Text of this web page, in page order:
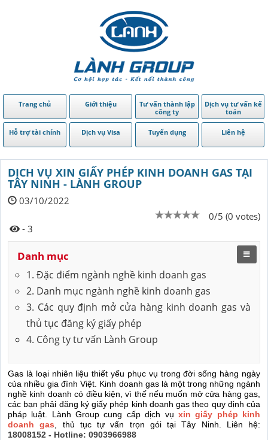
Trang chủ Giới thiệu
Tư vấn thành lập
công ty
Dịch vụ tư vấn kế
toán
Hỗ trợ tài chính Dịch vụ Visa Tuyển dụng Liên hệ
DỊCH VỤ XIN GIẤY PHÉP KINH DOANH GAS TẠI
TÂY NINH - LÀNH GROUP
03/10/2022
0/5 (0 votes)
- 3
Danh mục
1. Đặc điểm ngành nghề kinh doanh gas
2. Danh mục ngành nghề kinh doanh gas
3. Các quy định mở cửa hàng kinh doanh gas và
thủ tục đăng ký giấy phép
4. Công ty tư vấn Lành Group
Gas là loại nhiên liệu thiết yếu phục vụ trong đời sống hàng ngày
của nhiều gia đình Việt. Kinh doanh gas là một trong những ngành
nghề kinh doanh có điều kiện, vì thế nếu muốn mở cửa hàng gas,
các bạn phải đăng ký giấy phép kinh doanh gas theo quy định của
pháp luật. Lành Group cung cấp dịch vụ xin giấy phép kinh
doanh gas , thủ tục tự vấn trọn gói tại Tây Ninh. Liên hệ:
18008152 - Hotline: 0903966988